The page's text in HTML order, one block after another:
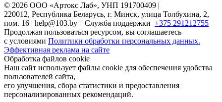
© 2026 ООО «Артокс Лаб», УНП 191700409 |
220012, Республика Беларусь, г. Минск, улица Толбухина, 2,
пом. 16 | help@103.by | Служба поддержки +375 291212755
Продолжая пользоваться ресурсом, вы соглашаетесь
с условиями Политики обработки персональных данных.
Эффективная реклама на сайте
Обработка файлов cookie
Наш сайт использует файлы cookie для обеспечения удобства
пользователей сайта,
его улучшения, сбора статистики и предоставления
персонализированных рекомендаций.